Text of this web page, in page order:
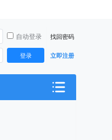
自动登录 找回密码
登录 立即注册